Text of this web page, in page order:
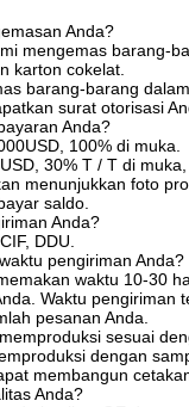
Anda?
mengemas barang-
karton cokelat.
barang-barang
surat otorisasi
Anda?
100% di muka.
30% T / T di
menunjukkan foto
saldo.
Anda?
DDU.
pengiriman Anda?
waktu 10-30
Waktu pengiriman
pesanan Anda.
sesuai
dengan
membangun
Anda?